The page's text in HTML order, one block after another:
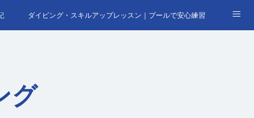
ダイビング・スキルアップレッスン｜プールで安心練習
グ